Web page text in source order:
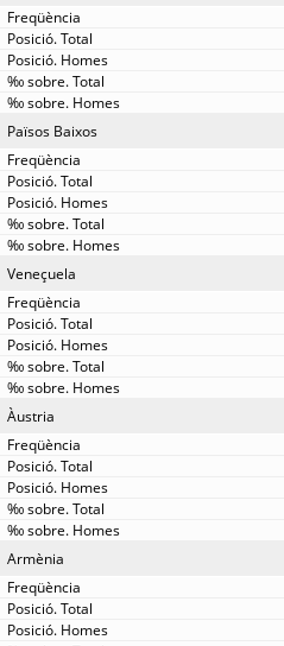
Països Baixos
Veneçuela
Àustria
Armènia